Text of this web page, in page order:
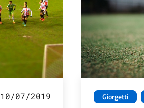
10/07/2019 Giorgetti